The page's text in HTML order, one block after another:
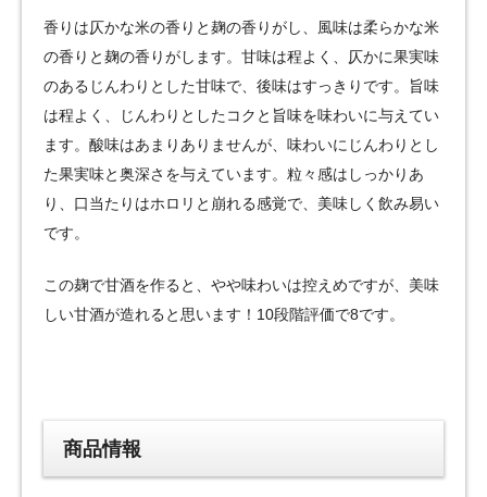
香りは仄かな米の香りと麹の香りがし、風味は柔らかな米
の香りと麹の香りがします。甘味は程よく、仄かに果実味
のあるじんわりとした甘味で、後味はすっきりです。旨味
は程よく、じんわりとしたコクと旨味を味わいに与えてい
ます。酸味はあまりありませんが、味わいにじんわりとし
た果実味と奥深さを与えています。粒々感はしっかりあ
り、口当たりはホロリと崩れる感覚で、美味しく飲み易い
です。
この麹で甘酒を作ると、やや味わいは控えめですが、美味
しい甘酒が造れると思います！10段階評価で8です。
商品情報